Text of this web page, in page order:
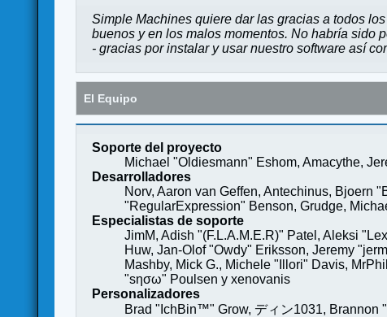
Simple Machines quiere dar las gracias a todos
buenos y en los malos momentos. No habría sido
- gracias por instalar y usar nuestro software así
El Equipo
Soporte del proyecto
Michael "Oldiesmann" Eshom, Amacythe,
Desarrolladores
Norv, Aaron van Geffen, Antechinus, Bjoern
"RegularExpression" Benson, Grudge,
Especialistas de soporte
JimM, Adish "(F.L.A.M.E.R)" Patel, Aleksi
Huw, Jan-Olof "Owdy" Eriksson, Jeremy
Mashby, Mick G., Michele "Illori" Davis,
"sησω" Poulsen y xenovanis
Personalizadores
Brad "IchBin™" Grow, ディン1031, Brannon